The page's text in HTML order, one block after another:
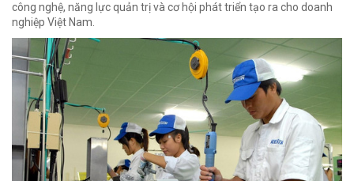
công nghệ, năng lực quản trị và cơ hội phát triển tạo ra cho doanh
nghiệp Việt Nam.